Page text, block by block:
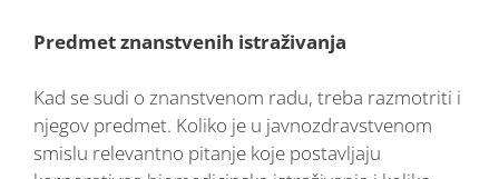
Predmet znanstvenih istraživanja
Kad se sudi o znanstvenom radu, treba razmotriti i
njegov predmet. Koliko je u javnozdravstvenom
smislu relevantno pitanje koje postavljaju